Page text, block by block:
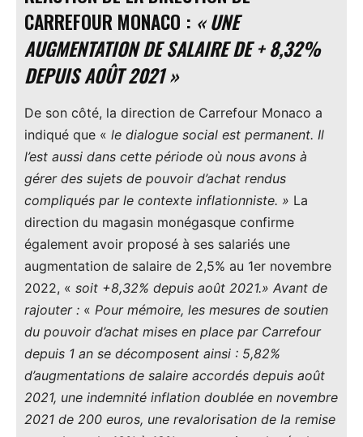
CARREFOUR MONACO : « UNE
AUGMENTATION DE SALAIRE DE + 8,32%
DEPUIS AOÛT 2021 »
De son côté, la direction de Carrefour Monaco a
indiqué que « le dialogue social est permanent. Il
l’est aussi dans cette période où nous avons à
gérer des sujets de pouvoir d’achat rendus
compliqués par le contexte inflationniste. » La
direction du magasin monégasque confirme
également avoir proposé à ses salariés une
augmentation de salaire de 2,5% au 1er novembre
2022, « soit +8,32% depuis août 2021.» Avant de
rajouter : « Pour mémoire, les mesures de soutien
du pouvoir d’achat mises en place par Carrefour
depuis 1 an se décomposent ainsi : 5,82%
d’augmentations de salaire accordés depuis août
2021, une indemnité inflation doublée en novembre
2021 de 200 euros, une revalorisation de la remise